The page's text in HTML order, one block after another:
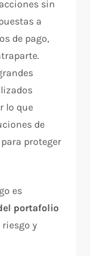
sin
a
de pago,
lo que
de
proteger
es
portafolio
y